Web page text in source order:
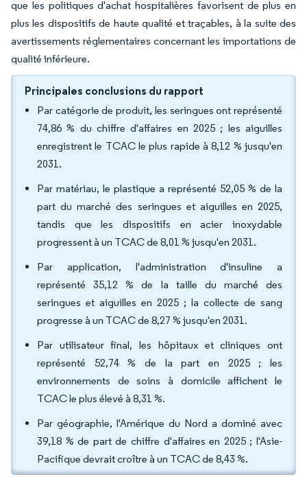
que les politiques d'achat hospitalières favorisent de plus en
plus les dispositifs de haute qualité et traçables, à la suite des
avertissements réglementaires concernant les importations de
qualité inférieure.
Principales conclusions du rapport
Par catégorie de produit, les seringues ont représenté
74,86 % du chiffre d'affaires en 2025 ; les aiguilles
enregistrent le TCAC le plus rapide à 8,12 % jusqu'en
2031.
Par matériau, le plastique a représenté 52,05 % de la
part du marché des seringues et aiguilles en 2025,
tandis que les dispositifs en acier inoxydable
progressent à un TCAC de 8,01 % jusqu'en 2031.
Par application, l'administration d'insuline a
représenté 35,12 % de la taille du marché des
seringues et aiguilles en 2025 ; la collecte de sang
progresse à un TCAC de 8,27 % jusqu'en 2031.
Par utilisateur final, les hôpitaux et cliniques ont
représenté 52,74 % de la part en 2025 ; les
environnements de soins à domicile affichent le
TCAC le plus élevé à 8,31 %.
Par géographie, l'Amérique du Nord a dominé avec
39,18 % de part de chiffre d'affaires en 2025 ; l'Asie-
Pacifique devrait croître à un TCAC de 8,43 %.